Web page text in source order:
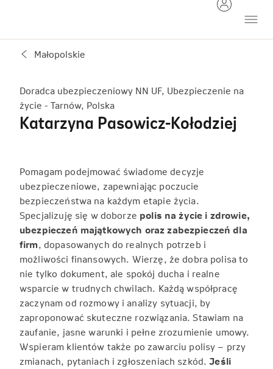
Małopolskie
Doradca ubezpieczeniowy NN UF, Ubezpieczenie na
życie - Tarnów, Polska
Katarzyna Pasowicz-Kołodziej
Pomagam podejmować świadome decyzje
ubezpieczeniowe, zapewniając poczucie
bezpieczeństwa na każdym etapie życia.
Specjalizuję się w doborze polis na życie i zdrowie,
ubezpieczeń majątkowych oraz zabezpieczeń dla
firm, dopasowanych do realnych potrzeb i
możliwości finansowych. Wierzę, że dobra polisa to
nie tylko dokument, ale spokój ducha i realne
wsparcie w trudnych chwilach. Każdą współpracę
zaczynam od rozmowy i analizy sytuacji, by
zaproponować skuteczne rozwiązania. Stawiam na
zaufanie, jasne warunki i pełne zrozumienie umowy.
Wspieram klientów także po zawarciu polisy – przy
zmianach, pytaniach i zgłoszeniach szkód.Jeśli